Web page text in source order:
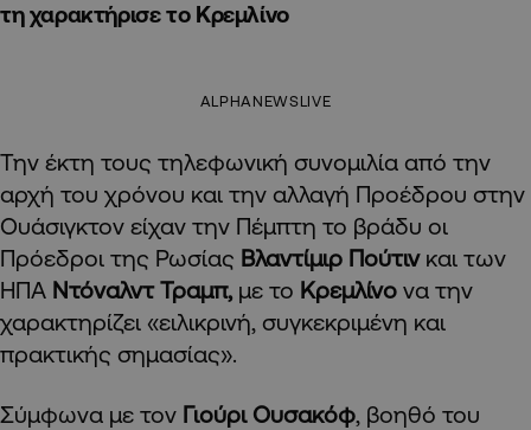
τη χαρακτήρισε το Κρεμλίνο
ALPHANEWSLIVE
Την έκτη τους τηλεφωνική συνομιλία από την
αρχή του χρόνου και την αλλαγή Προέδρου στην
Ουάσιγκτον είχαν την Πέμπτη το βράδυ οι
Πρόεδροι της Ρωσίας Βλαντίμιρ Πούτιν και των
ΗΠΑ Ντόναλντ Τραμπ, με το Κρεμλίνο να την
χαρακτηρίζει «ειλικρινή, συγκεκριμένη και
πρακτικής σημασίας».
Σύμφωνα με τον Γιούρι Ουσακόφ, βοηθό του